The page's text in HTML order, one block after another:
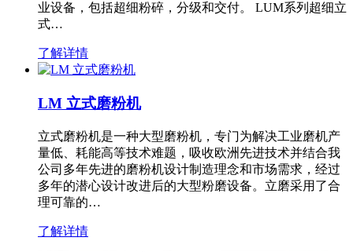
业设备，包括超细粉碎，分级和交付。 LUM系列超细立
式…
了解详情
LM 立式磨粉机
立式磨粉机是一种大型磨粉机，专门为解决工业磨机产
量低、耗能高等技术难题，吸收欧洲先进技术并结合我
公司多年先进的磨粉机设计制造理念和市场需求，经过
多年的潜心设计改进后的大型粉磨设备。立磨采用了合
理可靠的…
了解详情